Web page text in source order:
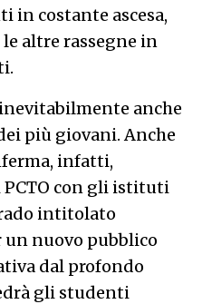
in costante ascesa,
altre rassegne in
inevitabilmente anche
più giovani. Anche
infatti,
PCTO con gli istituti
intitolato
un nuovo pubblico
dal profondo
gli studenti